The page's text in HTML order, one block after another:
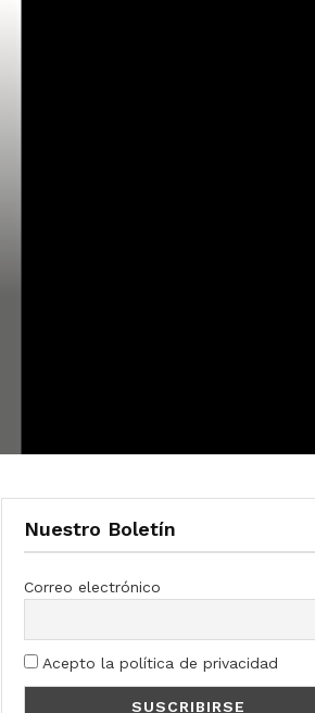
Nuestro Boletín
Correo electrónico
Acepto la política de privacidad